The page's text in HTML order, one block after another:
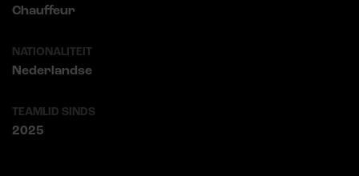
Chauffeur
NATIONALITEIT
Nederlandse
TEAMLID SINDS
2025